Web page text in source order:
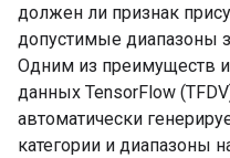
должен ли признак
допустимые диапазоны
Одним из преимуществ
данных TensorFlow
автоматически
категории и диапазоны